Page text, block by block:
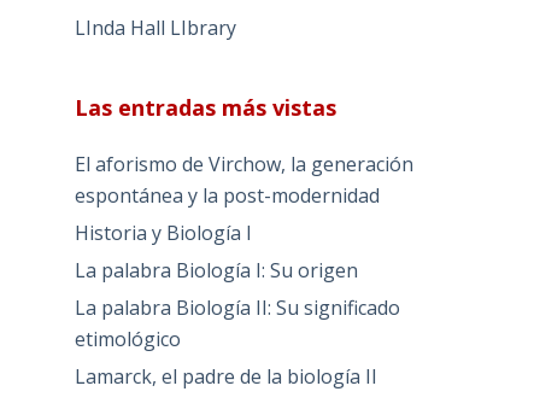
LInda Hall LIbrary
Las entradas más vistas
El aforismo de Virchow, la generación
espontánea y la post-modernidad
Historia y Biología I
La palabra Biología I: Su origen
La palabra Biología II: Su significado
etimológico
Lamarck, el padre de la biología II